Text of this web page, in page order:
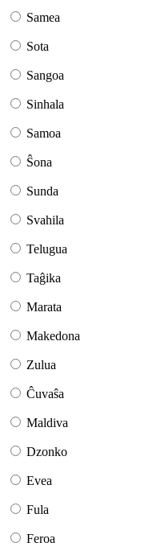
Samea
Sota
Sangoa
Sinhala
Samoa
Ŝona
Sunda
Svahila
Telugua
Taĝika
Marata
Makedona
Zulua
Ĉuvaŝa
Maldiva
Dzonko
Evea
Fula
Feroa